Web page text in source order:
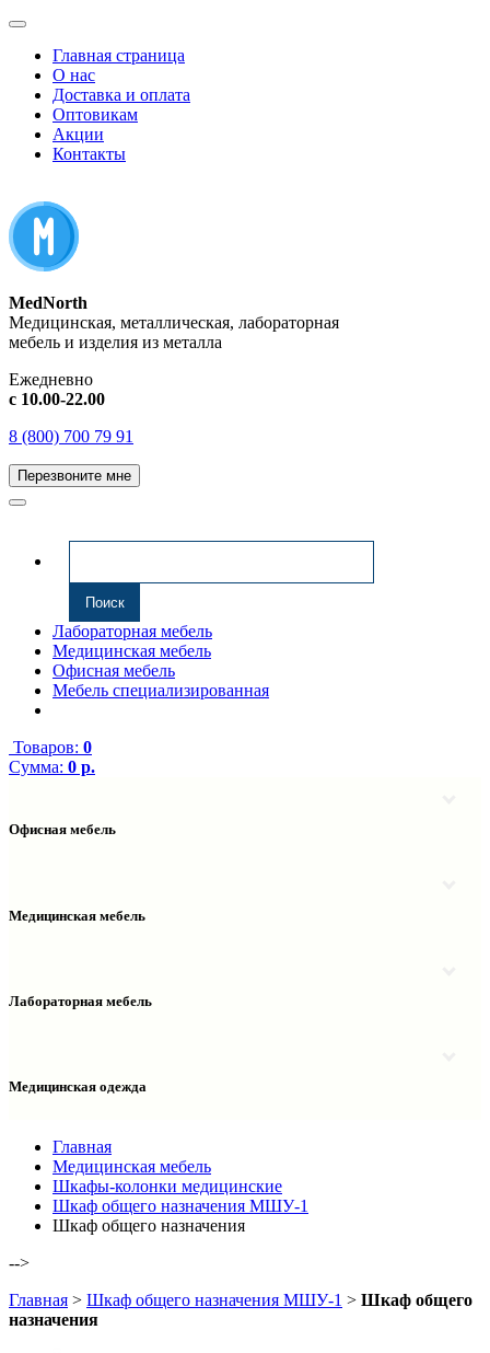
Главная страница
О нас
Доставка и оплата
Оптовикам
Акции
Контакты
MedNorth
Медицинская, металлическая, лабораторная
мебель и изделия из металла
Ежедневно
с 10.00-22.00
8 (800) 700 79 91
Перезвоните мне
Лабораторная мебель
Медицинская мебель
Офисная мебель
Мебель специализированная
Товаров: 0
Сумма: 0 р.
Офисная мебель
Надстройки
Столы рабочие
Шкафы колонки
Медицинская мебель
Шкафы колонки медицинские
Лабораторная мебель
Тумбы мойки лабораторные
Медицинская одежда
Главная
Медицинская мебель
Шкафы-колонки медицинские
Шкаф общего назначения МШУ-1
Шкаф общего назначения
-->
Главная > Шкаф общего назначения МШУ-1 > Шкаф общего
назначения